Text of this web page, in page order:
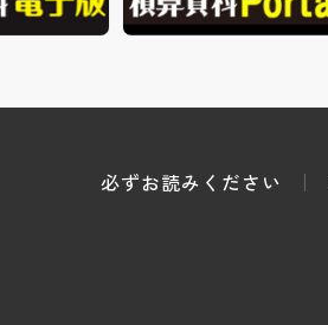
必ずお読みください